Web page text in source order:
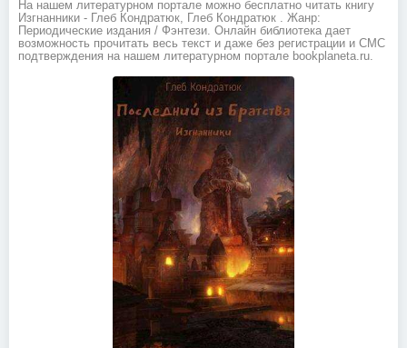
На нашем литературном портале можно бесплатно читать книгу
Изгнанники - Глеб Кондратюк, Глеб Кондратюк . Жанр:
Периодические издания / Фэнтези. Онлайн библиотека дает
возможность прочитать весь текст и даже без регистрации и СМС
подтверждения на нашем литературном портале bookplaneta.ru.